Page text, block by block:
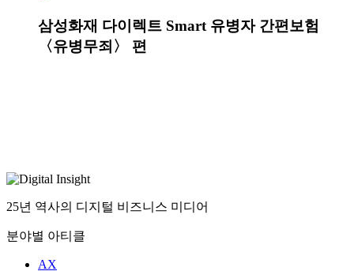
삼성화재 다이렉트 Smart 유병자 간편보험
〈유병무죄〉 편
25년 역사의 디지털 비즈니스 미디어
분야별 아티클
AX